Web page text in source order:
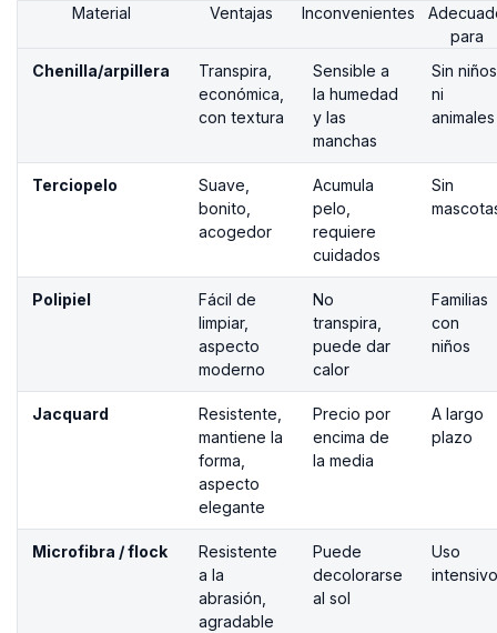
Material Ventajas Inconvenientes
para
Chenilla/arpillera
Transpira,
económica,
con textura
Sensible a
la humedad
y las
manchas
Sin niños
ni
animales
Terciopelo
Suave,
bonito,
acogedor
Acumula
pelo,
requiere
cuidados
Sin
Polipiel
Fácil de
limpiar,
aspecto
moderno
No
transpira,
puede dar
calor
Familias
con
niños
Jacquard
Resistente,
mantiene la
forma,
aspecto
elegante
Precio por
encima de
la media
A largo
plazo
Microfibra / flock
Resistente
a la
abrasión,
agradable
Puede
decolorarse
al sol
Uso
intensivo